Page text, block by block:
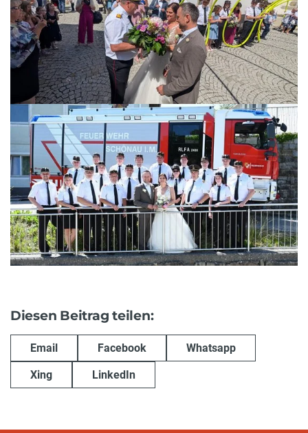
Diesen Beitrag teilen:
Email Facebook Whatsapp
Xing LinkedIn